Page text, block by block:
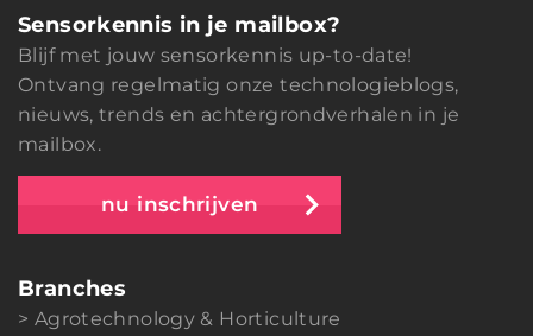
Sensorkennis in je mailbox?
Blijf met jouw sensorkennis up-to-date!
Ontvang regelmatig onze technologieblogs,
nieuws, trends en achtergrondverhalen in je
mailbox.
nu inschrijven
Branches
Agrotechnology & Horticulture